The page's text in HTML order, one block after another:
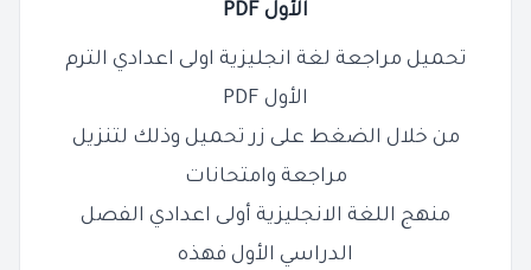
الأول PDF
تحميل مراجعة لغة انجليزية اولى اعدادي الترم
الأول PDF
من خلال الضغط على زر تحميل وذلك لتنزيل
مراجعة وامتحانات
منهج اللغة الانجليزية أولى اعدادي الفصل
الدراسي الأول فهذه